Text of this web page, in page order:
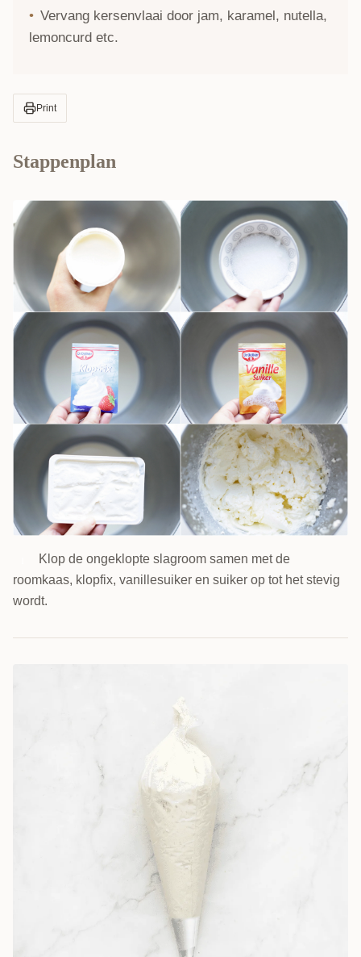
Vervang kersenvlaai door jam, karamel, nutella,
lemoncurd etc.
Print
Stappenplan
Klop de ongeklopte slagroom samen met de
roomkaas, klopfix, vanillesuiker en suiker op tot het stevig
wordt.